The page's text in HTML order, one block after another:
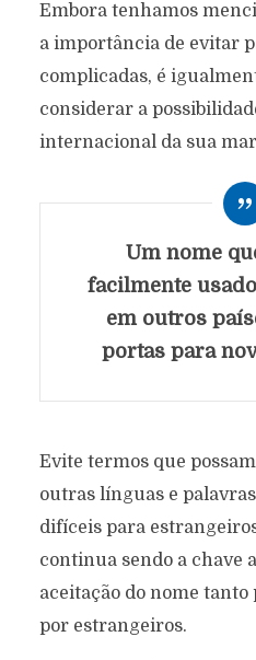
Embora tenhamos
a importância de evitar
complicadas, é
considerar a
internacional da sua
Um nome
facilmente
em outros
portas para
Evite termos que
outras línguas e
difíceis para
continua sendo a chave
aceitação do nome
por estrangeiros.